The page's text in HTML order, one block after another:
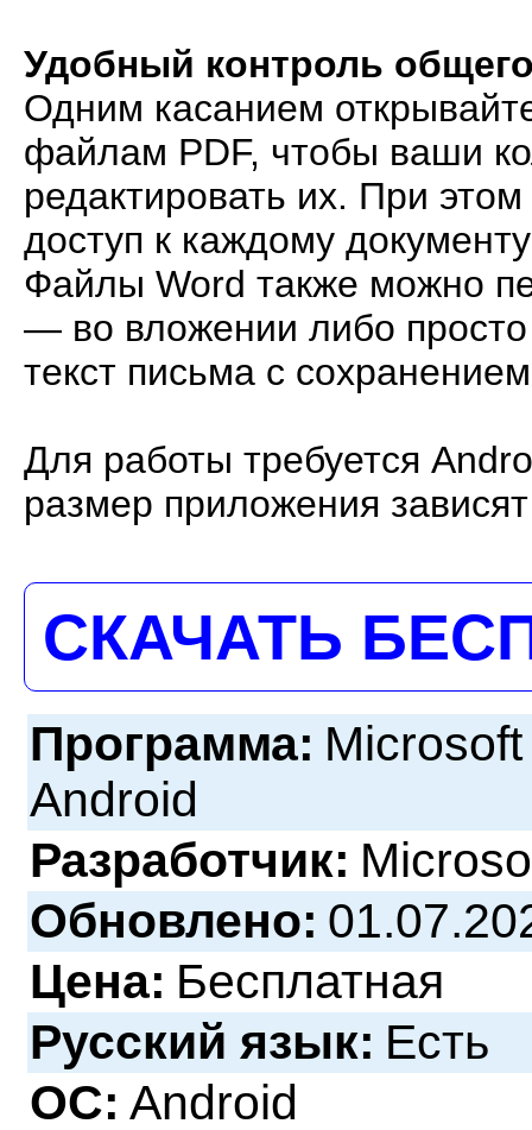
Удобный контроль
Одним касанием
файлам PDF, чтобы ваши
редактировать их. При
доступ к каждому
Файлы Word также можно
— во вложении либо
текст письма с
Для работы требуется
размер приложения
СКАЧАТЬ
Программа:
Android
Разработчик:
Обновлено:
Цена: Бесплатная
Русский язык: Есть
ОС: Android